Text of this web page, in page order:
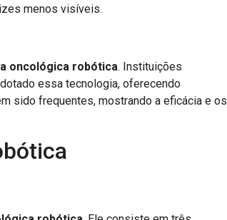
menos visíveis.
oncológica robótica. Instituições
essa tecnologia, oferecendo
sido frequentes, mostrando a eficácia e os